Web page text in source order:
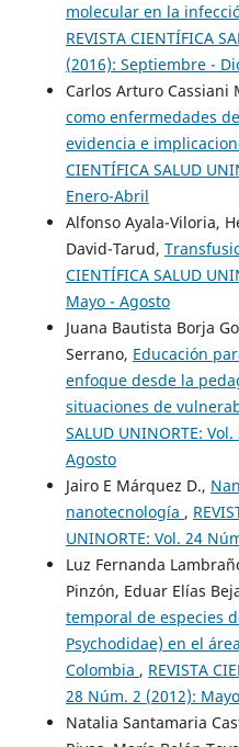
molecular en la
REVISTA CIENTÍFICA
(2016): Septiembre -
Carlos Arturo Cassiani
como enfermedades
evidencia e
CIENTÍFICA SALUD
Enero-Abril
Alfonso Ayala-Viloria,
David-Tarud,
CIENTÍFICA SALUD
Mayo - Agosto
Juana Bautista Borja
Serrano, Educación
enfoque desde la
situaciones de
SALUD UNINORTE:
Agosto
Jairo E Márquez D.,
nanotecnología ,
UNINORTE: Vol. 24
Luz Fernanda
Pinzón, Eduar Elías
temporal de especies
Psychodidae) en el
Colombia , REVISTA
28 Núm. 2 (2012):
Natalia Santamaria